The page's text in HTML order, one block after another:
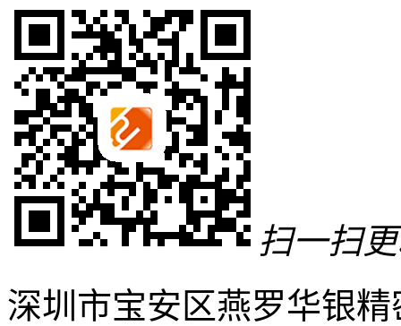
扫一扫
深圳市宝安区燕罗华银